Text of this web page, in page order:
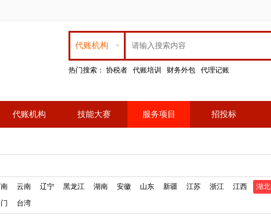
代账机构
热门搜索： 协税者 代账培训 财务外包 代理记账
代账机构 技能大赛 服务项目 招投标
云南 辽宁 黑龙江 湖南 安徽 山东 新疆 江苏 浙江 江西 湖北
台湾